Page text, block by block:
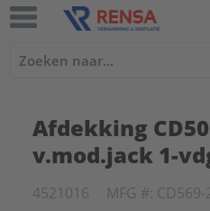
Afdekking
v.mod.jack 1-
4521016 MFG #: CD569-